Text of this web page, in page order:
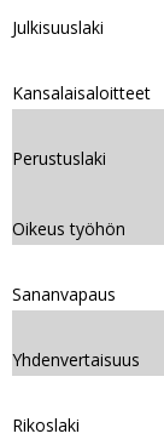
Julkisuuslaki
Kansalaisaloitteet
Perustuslaki
Oikeus työhön
Sananvapaus
Yhdenvertaisuus
Rikoslaki